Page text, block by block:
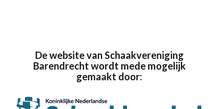
De website van Schaakvereniging
Barendrecht wordt mede mogelijk
gemaakt door: